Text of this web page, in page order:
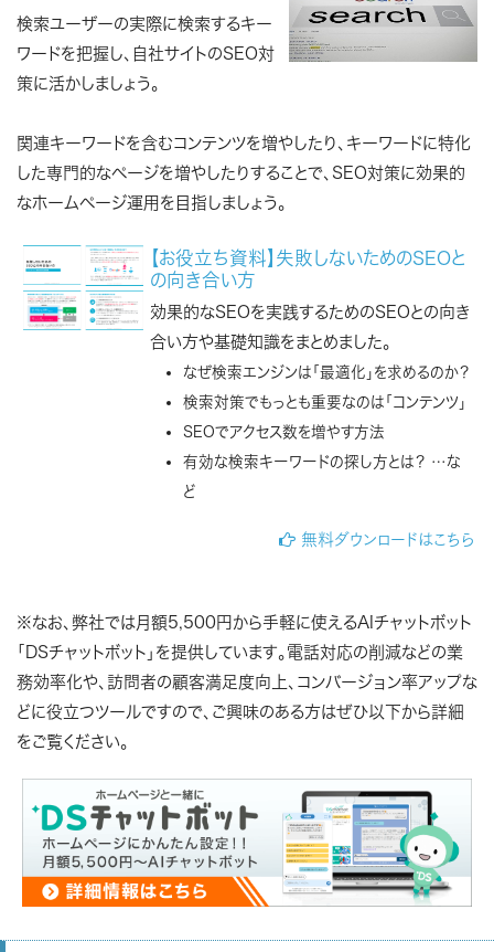
検索ユーザーの実際に検索するキー
ワードを把握し、自社サイトのSEO対
策に活かしましょう。
関連キーワードを含むコンテンツを増やしたり、キーワードに特化
した専門的なページを増やしたりすることで、SEO対策に効果的
なホームページ運用を目指しましょう。
【お役立ち資料】失敗しないためのSEOと
の向き合い方
効果的なSEOを実践するためのSEOとの向き
合い方や基礎知識をまとめました。
なぜ検索エンジンは「最適化」を求めるのか？
検索対策でもっとも重要なのは「コンテンツ」
SEOでアクセス数を増やす方法
有効な検索キーワードの探し方とは？ …な
ど
無料ダウンロードはこちら
※なお、弊社では月額5,500円から手軽に使えるAIチャットボット
「DSチャットボット」を提供しています。電話対応の削減などの業
務効率化や、訪問者の顧客満足度向上、コンバージョン率アップな
どに役立つツールですので、ご興味のある方はぜひ以下から詳細
をご覧ください。